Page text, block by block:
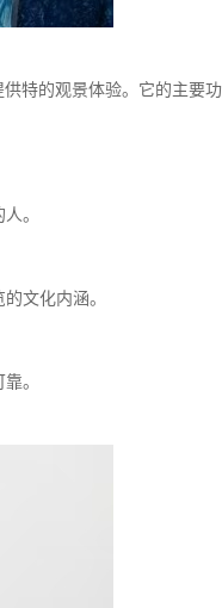
特的观景体验。它的主要功
。
文化内涵。
。